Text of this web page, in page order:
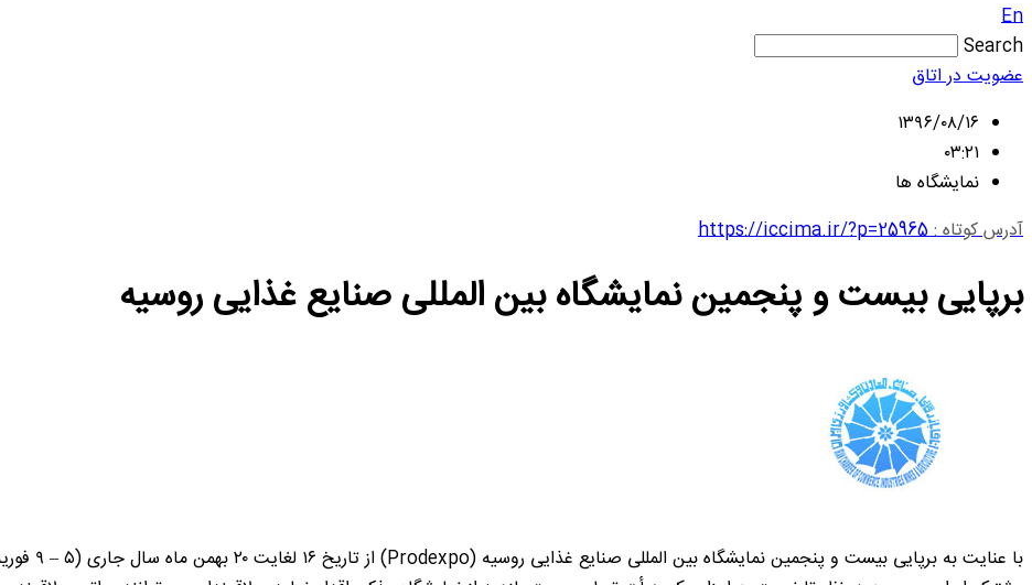
En
Search
عضویت در اتاق
۱۳۹۶/۰۸/۱۶
۰۳:۲۱
نمایشگاه ها
آدرس کوتاه :https://iccima.ir/?p=25965
برپایی بیست و پنجمین نمایشگاه بین المللی صنایع غذایی روسیه